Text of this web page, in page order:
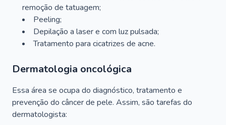
remoção de tatuagem;
Peeling;
Depilação a laser e com luz pulsada;
Tratamento para cicatrizes de acne.
Dermatologia oncológica
Essa área se ocupa do diagnóstico, tratamento e
prevenção do câncer de pele. Assim, são tarefas do
dermatologista: